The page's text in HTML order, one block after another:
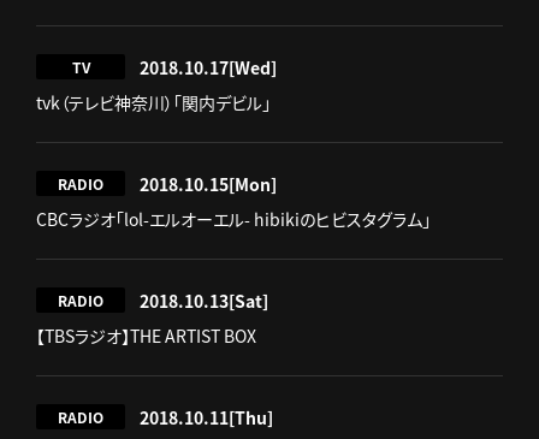
TV 2018.10.17[Wed]
tvk（テレビ神奈川）「関内デビル」
RADIO 2018.10.15[Mon]
CBCラジオ「lol-エルオーエル- hibikiのヒビスタグラム」
RADIO 2018.10.13[Sat]
【TBSラジオ】THE ARTIST BOX
RADIO 2018.10.11[Thu]